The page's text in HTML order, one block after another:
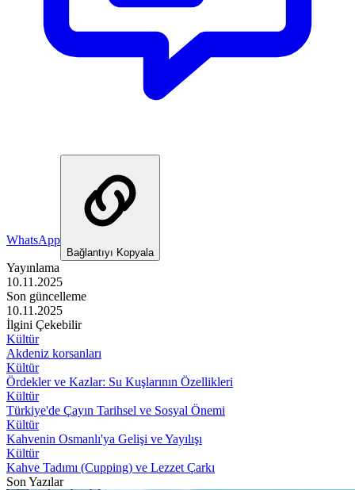
WhatsApp
Bağlantıyı Kopyala
Yayınlama
10.11.2025
Son güncelleme
10.11.2025
İlgini Çekebilir
Kültür
Akdeniz korsanları
Kültür
Ördekler ve Kazlar: Su Kuşlarının Özellikleri
Kültür
Türkiye'de Çayın Tarihsel ve Sosyal Önemi
Kültür
Kahvenin Osmanlı'ya Gelişi ve Yayılışı
Kültür
Kahve Tadımı (Cupping) ve Lezzet Çarkı
Son Yazılar